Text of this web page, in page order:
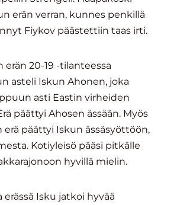
erän verran, kunnes penkillä
Fiykov päästettiin taas irti.
erän 20-19 -tilanteessa
asteli Iskun Ahonen, joka
asti Eastin virheiden
päättyi Ahosen ässään. Myös
päättyi Iskun ässäsyöttöön,
Kotiyleisö pääsi pitkälle
hyvillä mielin.
erässä Isku jatkoi hyvää